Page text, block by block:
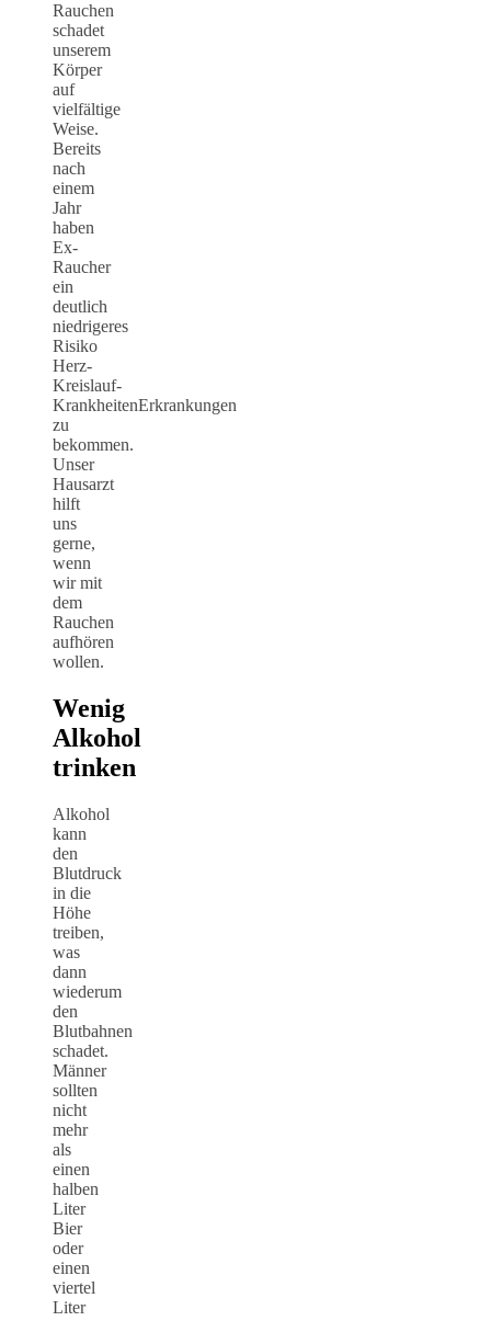
Rauchen
schadet
unserem
Körper
auf
vielfältige
Weise.
Bereits
nach
einem
Jahr
haben
Ex-
Raucher
ein
deutlich
niedrigeres
Risiko
Herz-
Kreislauf-
KrankheitenErkrankungen
zu
bekommen.
Unser
Hausarzt
hilft
uns
gerne,
wenn
wir mit
dem
Rauchen
aufhören
wollen.
Wenig
Alkohol
trinken
Alkohol
kann
den
Blutdruck
in die
Höhe
treiben,
was
dann
wiederum
den
Blutbahnen
schadet.
Männer
sollten
nicht
mehr
als
einen
halben
Liter
Bier
oder
einen
viertel
Liter